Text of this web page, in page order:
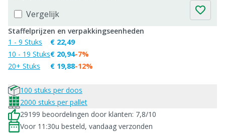
Vergelijk
Staffelprijzen en verpakkingseenheden
1 - 9 Stuks
10 - 19 Stuks
20+ Stuks
€ 22,49
€ 20,94
€ 19,88
-7%
-12%
100 stuks per doos
2000 stuks per pallet
29199 beoordelingen door klanten: 7,8/10
Voor 11:30u besteld, vandaag verzonden